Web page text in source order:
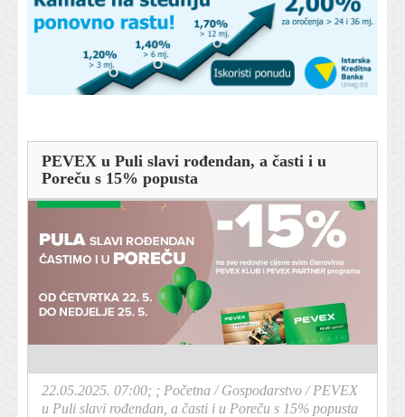
PEVEX u Puli slavi rođendan, a časti i u
Poreču s 15% popusta
22.05.2025. 07:00; ; Početna /Gospodarstvo /PEVEX
u Puli slavi rođendan, a časti i u Poreču s 15% popusta